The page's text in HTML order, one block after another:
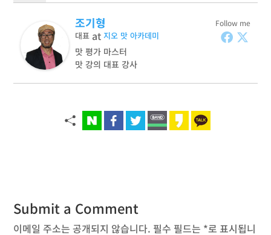
Follow me
조기형
대표 at지오 맛 아카데미
맛 평가 마스터
맛 강의 대표 강사
Submit a Comment
이메일 주소는 공개되지 않습니다. 필수 필드는 *로 표시됩니